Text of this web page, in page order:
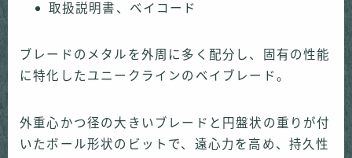
取扱説明書、ベイコード
ブレードのメタルを外周に多く配分し、固有の性能
に特化したユニークラインのベイブレード。
外重心かつ径の大きいブレードと円盤状の重りが付
いたボール形状のビットで、遠心力を高め、持久性